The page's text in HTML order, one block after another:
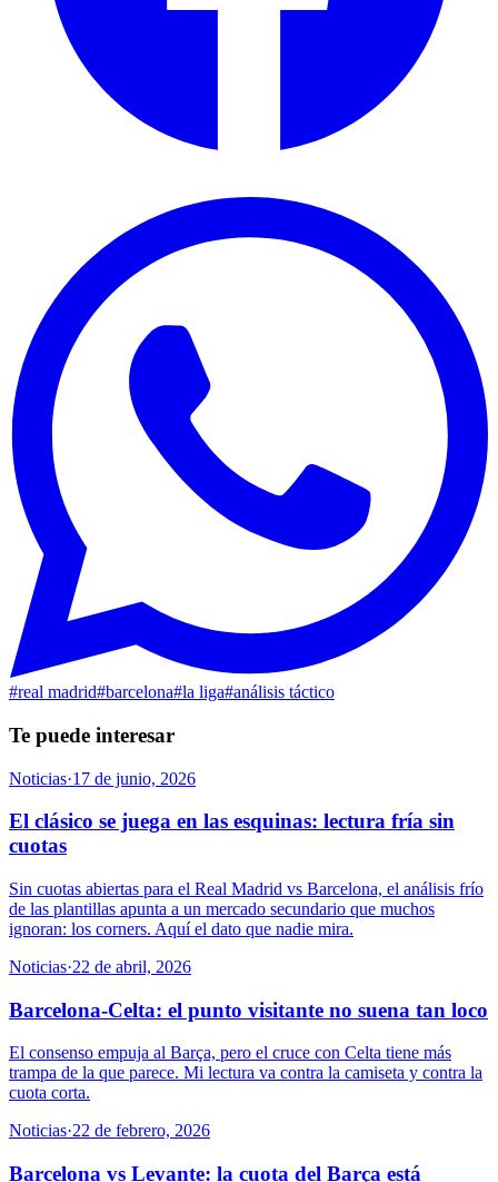
#real madrid#barcelona#la liga#análisis táctico
Te puede interesar
Noticias·17 de junio, 2026
El clásico se juega en las esquinas: lectura fría sin
cuotas
Sin cuotas abiertas para el Real Madrid vs Barcelona, el análisis frío
de las plantillas apunta a un mercado secundario que muchos
ignoran: los corners. Aquí el dato que nadie mira.
Noticias·22 de abril, 2026
Barcelona-Celta: el punto visitante no suena tan loco
El consenso empuja al Barça, pero el cruce con Celta tiene más
trampa de la que parece. Mi lectura va contra la camiseta y contra la
cuota corta.
Noticias·22 de febrero, 2026
Barcelona vs Levante: la cuota del Barça está